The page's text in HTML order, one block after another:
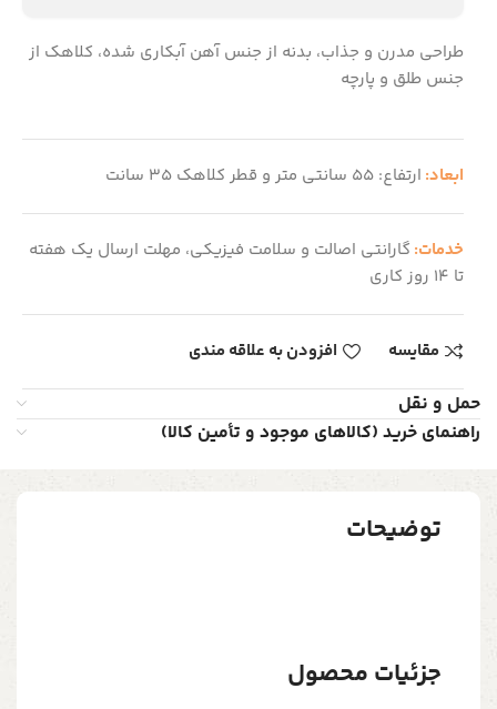
طراحی مدرن و جذاب، بدنه از جنس آهن آبکاری شده، کلاهک از
جنس طلق و پارچه
ابعاد: ارتفاع: 55 سانتی متر و قطر کلاهک 35 سانت
خدمات: گارانتی اصالت و سلامت فیزیکی، مهلت ارسال یک هفته
تا 14 روز کاری
مقایسه افزودن به علاقه مندی
حمل و نقل
راهنمای خرید (کالاهای موجود و تأمین کالا)
توضیحات
جزئیات محصول